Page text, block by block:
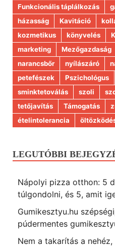
Funkcionális táplálkozás
házasság
Kavitáció
kozmetikus
könyvelés
marketing
Mezőgazdaság
narancsbőr
nyílászáró
petefészek
Pszichológus
sminktetoválás
szoli
tetőjavítás
Támogatás
ételintolerancia
LEGUTÓBBI
Nápolyi pizza otthon: 5
túlgondolni, és 5, amit
Gumikesztyu.hu
púdermentes
Nem a takarítás a nehéz,